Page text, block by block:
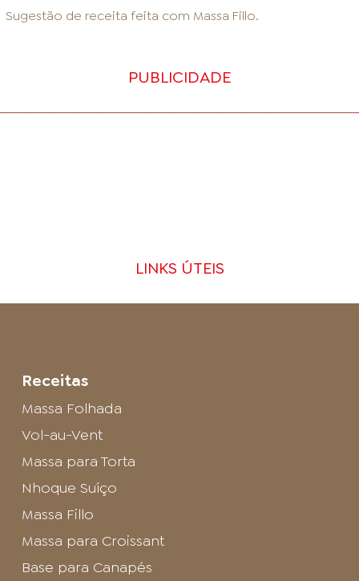
Sugestão de receita feita com Massa Fillo.
PUBLICIDADE
LINKS ÚTEIS
Receitas
Massa Folhada
Vol-au-Vent
Massa para Torta
Nhoque Suíço
Massa Fillo
Massa para Croissant
Base para Canapés